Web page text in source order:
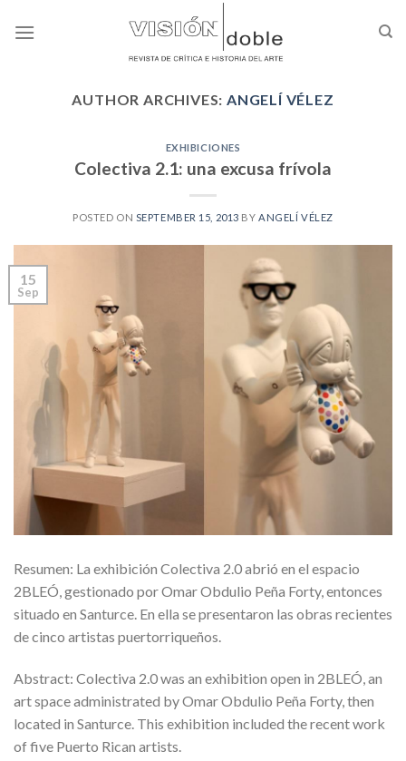
AUTHOR ARCHIVES: ANGELÍ VÉLEZ
EXHIBICIONES
Colectiva 2.1: una excusa frívola
POSTED ON SEPTEMBER 15, 2013 BY ANGELÍ VÉLEZ
15
Sep
Resumen: La exhibición Colectiva 2.0 abrió en el espacio
2BLEÓ, gestionado por Omar Obdulio Peña Forty, entonces
situado en Santurce. En ella se presentaron las obras recientes
de cinco artistas puertorriqueños.
Abstract: Colectiva 2.0 was an exhibition open in 2BLEÓ, an
art space administrated by Omar Obdulio Peña Forty, then
located in Santurce. This exhibition included the recent work
of five Puerto Rican artists.